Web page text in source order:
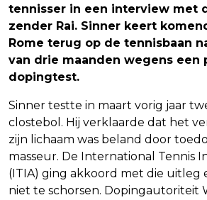
tennisser in een interview met
zender Rai. Sinner keert
Rome terug op de tennisbaan
van drie maanden wegens een
dopingtest.
Sinner testte in maart vorig jaar
clostebol. Hij verklaarde dat het
zijn lichaam was beland door
masseur. De International Tennis
(ITIA) ging akkoord met die uitleg
niet te schorsen. Dopingautoriteit